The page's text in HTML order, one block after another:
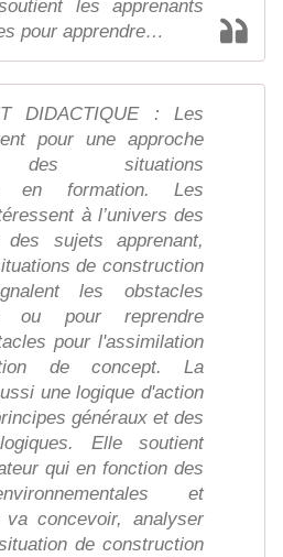
les apprenants
pour apprendre…
DIDACTIQUE : Les
pour une approche
des situations
en formation. Les
à l’univers des
des sujets apprenant,
de construction
les obstacles
ou pour reprendre
pour l'assimilation
de concept. La
une logique d'action
généraux et des
Elle soutient
qui en fonction des
et
va concevoir, analyser
de construction